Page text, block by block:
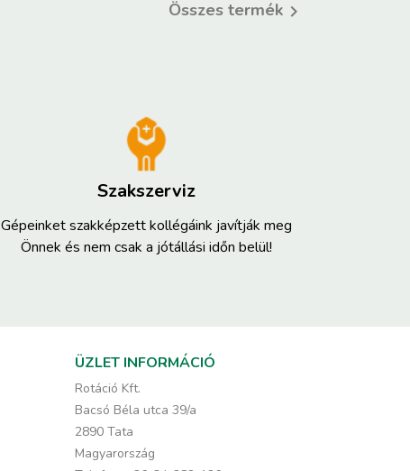
Összes termék 
Szakszerviz
Gépeinket szakképzett kollégáink javítják meg
Önnek és nem csak a jótállási időn belül!
ÜZLET INFORMÁCIÓ
Rotáció Kft.
Bacsó Béla utca 39/a
2890 Tata
Magyarország